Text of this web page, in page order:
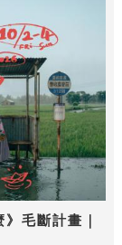
毛斷計畫｜